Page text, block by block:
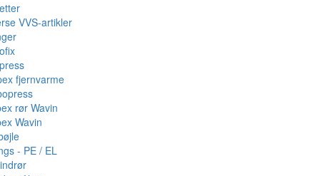
VVS-artikler
fjernvarme
rør Wavin
Wavin
- PE / EL